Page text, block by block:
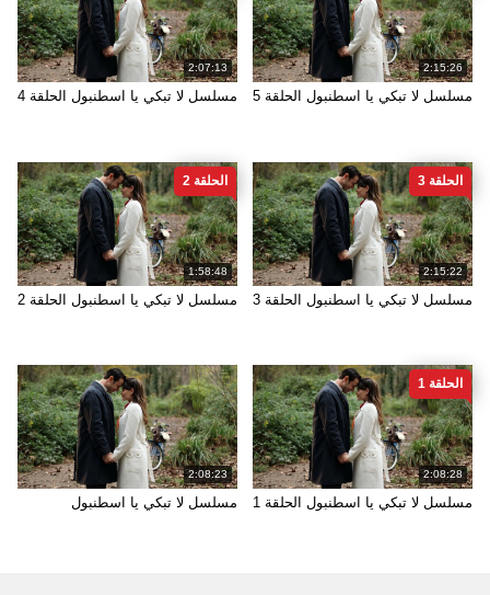
2:15:26
مسلسل لا تبكي يا اسطنبول الحلقة 5
2:07:13
مسلسل لا تبكي يا اسطنبول الحلقة 4
2:15:22
الحلقة 3
مسلسل لا تبكي يا اسطنبول الحلقة 3
1:58:48
الحلقة 2
مسلسل لا تبكي يا اسطنبول الحلقة 2
2:08:28
الحلقة 1
مسلسل لا تبكي يا اسطنبول الحلقة 1
2:08:23
مسلسل لا تبكي يا اسطنبول